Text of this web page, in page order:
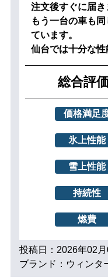
注文後すぐに届き
もう一台の車も
ています。
仙台では十分な性
総合評
価格満足
氷上性能
雪上性能
持続性
燃費
投稿日：2026年02月
ブランド：ウィンタ